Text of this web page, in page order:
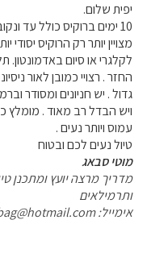
יפית שלום.
10 ימים ברוקיס כולל עד
מצויין יותר רק הרוקיס יסודי
לקלגרי או סיום באדמונטון.
החזר . רצויי כמובן לאור
גדול . יש חניונים ומסודר
ויש הבדל רב מאוד . מומלץ
עמוס ויותר נעים .
טיול נעים לכם ובטוח
מוטי סבאג
מדריך מרצה יועץ ומתכנן
ותרמילאים
אימייל: